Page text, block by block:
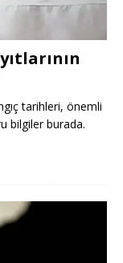
tarihleri, önemli
bilgiler burada.